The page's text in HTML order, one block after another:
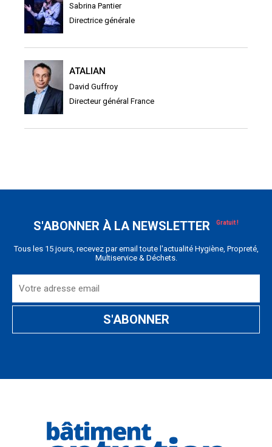
Sabrina Pantier
Directrice générale
ATALIAN
David Guffroy
Directeur général France
S'ABONNER À LA NEWSLETTER
Tous les 15 jours, recevez par email toute l'actualité Hygiène, Propreté,
Multiservice & Déchets.